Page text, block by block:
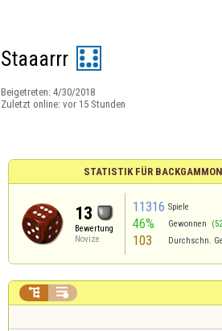
Staaarrr
Beigetreten: 4/30/2018
Zuletzt online: vor 15 Stunden
STATISTIK FÜR BACKGAMMON
13
Bewertung
Novize
11316 Spiele
46% Gewonnen
103 Durchschn.
 